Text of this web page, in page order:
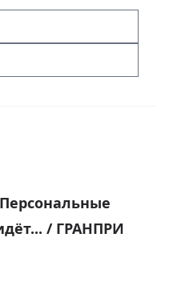
Персональные
/ ГРАНПРИ